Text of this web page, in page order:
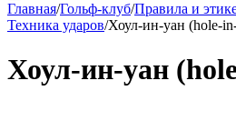
Главная/Гольф-клуб/Правила и
Техника ударов/Хоул-ин-уан (hole-
Хоул-ин-уан